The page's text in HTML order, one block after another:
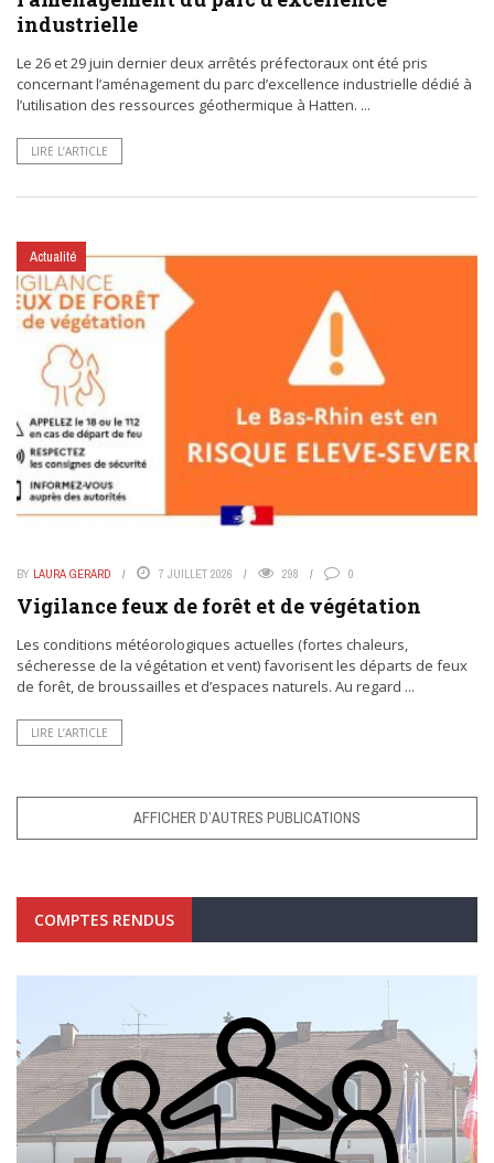
industrielle
Le 26 et 29 juin dernier deux arrêtés préfectoraux ont été pris
concernant l’aménagement du parc d’excellence industrielle dédié à
l’utilisation des ressources géothermique à Hatten. ...
LIRE L’ARTICLE
Actualité
BY LAURA GERARD 7 JUILLET 2026 298 0
Vigilance feux de forêt et de végétation
Les conditions météorologiques actuelles (fortes chaleurs,
sécheresse de la végétation et vent) favorisent les départs de feux
de forêt, de broussailles et d’espaces naturels. Au regard ...
LIRE L’ARTICLE
AFFICHER D’AUTRES PUBLICATIONS
COMPTES RENDUS